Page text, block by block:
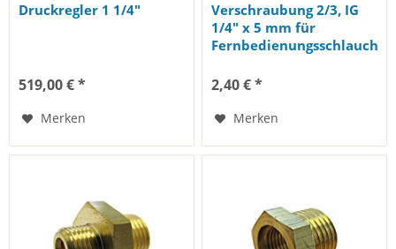
Druckregler 1 1/4"
519,00 € *
Merken
Verschraubung 2/3, IG
1/4" x 5 mm für
Fernbedienungsschlauch
2,40 € *
Merken